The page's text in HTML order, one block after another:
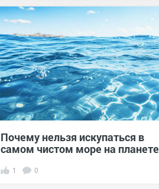
Почему нельзя искупаться в
самом чистом море на планете
1 0